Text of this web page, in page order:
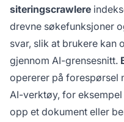
siteringscrawlere
drevne søkefunksjoner
svar, slik at brukere kan
gjennom AI-grensesnitt.
opererer på forespørsel
AI-verktøy, for
opp et dokument eller